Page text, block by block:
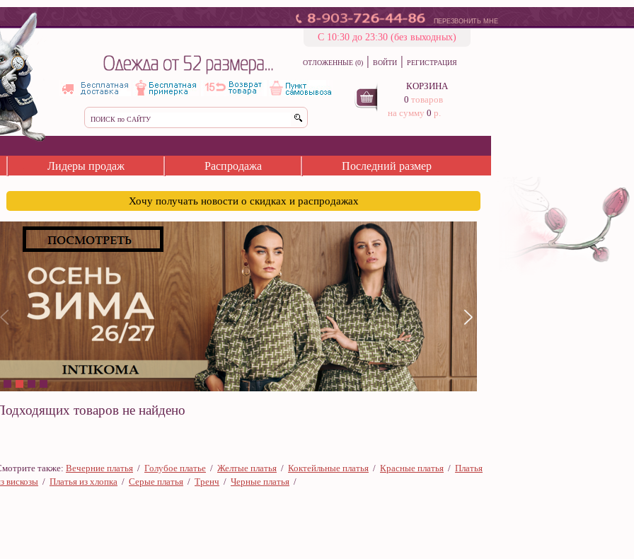
ПЕРЕЗВОНИТЬ МНЕ
С 10:30 до 23:30 (без выходных)
ОТЛОЖЕННЫЕ (0) | ВОЙТИ | РЕГИСТРАЦИЯ
КОРЗИНА
0 товаров
на сумму 0 р.
Лидеры продаж Распродажа Последний размер
Хочу получать новости о скидках и распродажах
товаров не найдено
также: Вечерние платья / Голубое платье / Желтые платья / Коктейльные платья / Красные платья / Платья
вискозы / Платья из хлопка / Серые платья / Тренч / Черные платья /